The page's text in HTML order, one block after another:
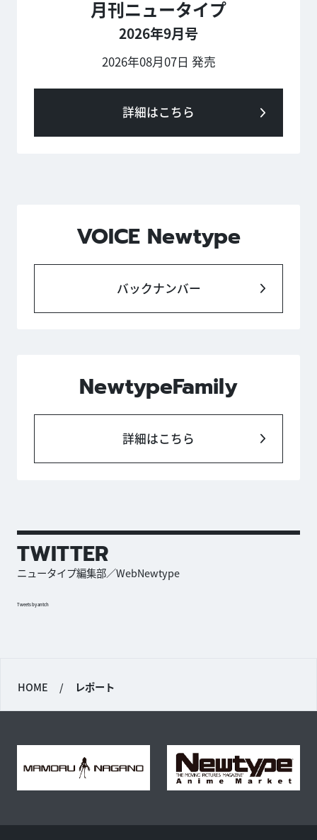
月刊ニュータイプ
2026年9月号
2026年08月07日 発売
詳細はこちら
VOICE Newtype
バックナンバー
NewtypeFamily
詳細はこちら
TWITTER
ニュータイプ編集部／WebNewtype
Tweets by antch
HOME / レポート